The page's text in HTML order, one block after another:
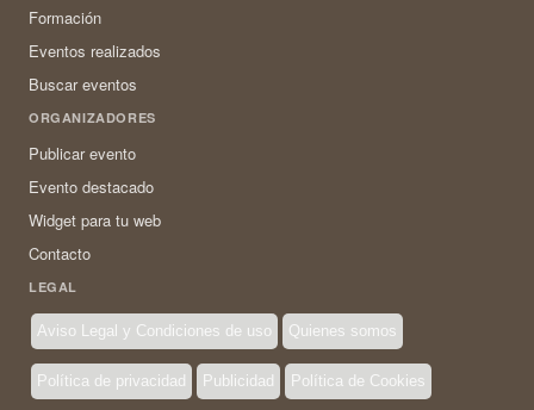
Formación
Eventos realizados
Buscar eventos
ORGANIZADORES
Publicar evento
Evento destacado
Widget para tu web
Contacto
LEGAL
Aviso Legal y Condiciones de uso Quienes somos
Política de privacidad Publicidad Política de Cookies